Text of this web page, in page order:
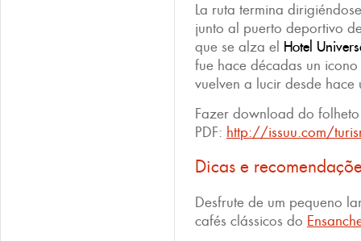
La ruta termina
junto al puerto deportivo
que se alza el Hotel
fue hace décadas un
vuelven a lucir desde
Fazer download do
PDF: http://issuu.com/
Dicas e
Desfrute de um pequeno
cafés clássicos do